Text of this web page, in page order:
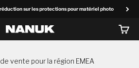
sur les protections pour matériel photo
NANUK Europe Panier
vente pour la région EMEA